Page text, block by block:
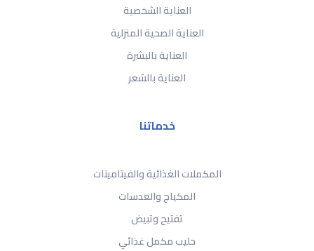
العناية الشخصية
العناية الصحية المنزلية
العناية بالبشرة
العناية بالشعر
خدماتنا
المكملات الغذائية والفيتامينات
المكياج والعدسات
تفتيح وتبيض
حليب مكمل غذائي